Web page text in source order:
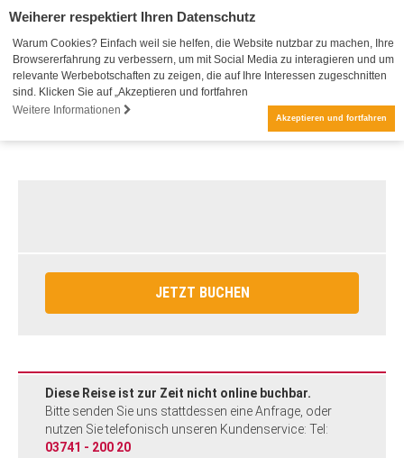
Weiherer respektiert Ihren Datenschutz
Warum Cookies? Einfach weil sie helfen, die Website nutzbar zu machen, Ihre
Browsererfahrung zu verbessern, um mit Social Media zu interagieren und um
relevante Werbebotschaften zu zeigen, die auf Ihre Interessen zugeschnitten
sind. Klicken Sie auf „Akzeptieren und fortfahren
Weitere Informationen
Akzeptieren und fortfahren
JETZT BUCHEN
Diese Reise ist zur Zeit nicht online buchbar.
Bitte senden Sie uns stattdessen eine Anfrage, oder
nutzen Sie telefonisch unseren Kundenservice: Tel:
03741 - 200 20